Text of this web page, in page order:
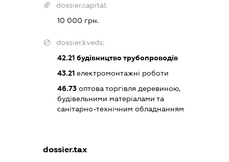
dossier.capital:
10 000 грн.
dossier.kveds:
42.21будівництво трубопроводів
43.21електромонтажні роботи
46.73оптова торгівля деревиною,
будівельними матеріалами та
санітарно-технічним обладнанням
dossier.tax